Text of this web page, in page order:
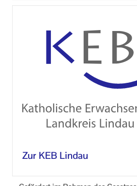
Zur KEB Lin­dau